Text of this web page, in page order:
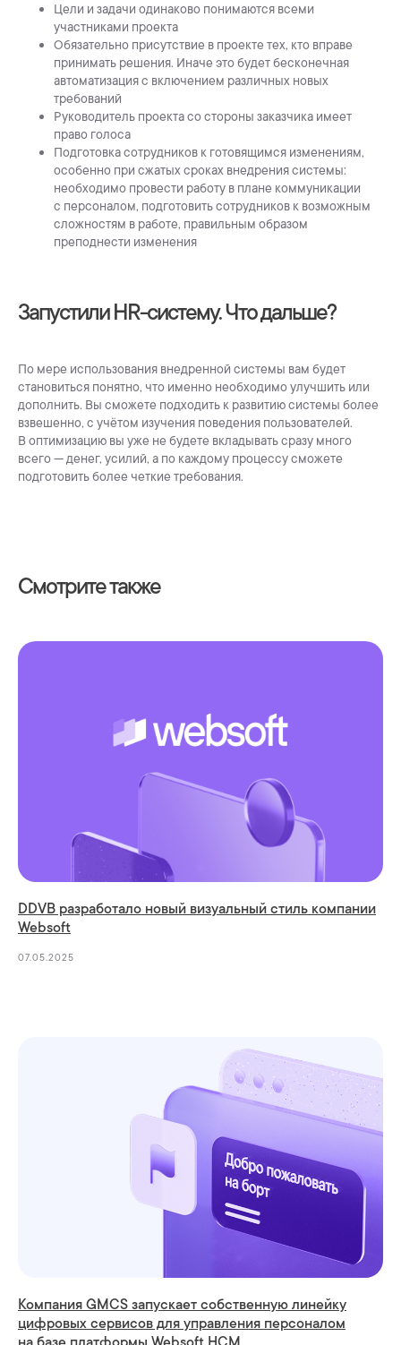
Цели и задачи одинаково понимаются всеми
участниками проекта
Обязательно присутствие в проекте тех, кто вправе
принимать решения. Иначе это будет бесконечная
автоматизация с включением различных новых
требований
Руководитель проекта со стороны заказчика имеет
право голоса
Подготовка сотрудников к готовящимся изменениям,
особенно при сжатых сроках внедрения системы:
необходимо провести работу в плане коммуникации
с персоналом, подготовить сотрудников к возможным
сложностям в работе, правильным образом
преподнести изменения
Запустили HR-систему. Что дальше?
По мере использования внедренной системы вам будет
становиться понятно, что именно необходимо улучшить или
дополнить. Вы сможете подходить к развитию системы более
взвешенно, с учётом изучения поведения пользователей.
В оптимизацию вы уже не будете вкладывать сразу много
всего — денег, усилий, а по каждому процессу сможете
подготовить более четкие требования.
Смотрите также
DDVB разработало новый визуальный стиль компании
Websoft
07.05.2025
Компания GMCS запускает собственную линейку
цифровых сервисов для управления персоналом
Запросить
Websoft
на обработку моих персональных данных
с получением информационных
и рекламных сообщений
Заполните форму, и наш
менеджер свяжется с вами
в ближайшее время